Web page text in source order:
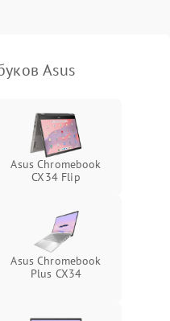
Подробнее →
Asus
Asus Chromebook
CX34 Flip
Asus Chromebook
Plus CX34